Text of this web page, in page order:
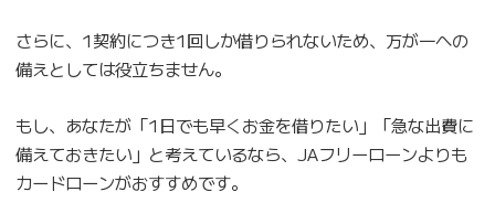
さらに、1契約につき1回しか借りられないため、万が一への
備えとしては役立ちません。
もし、あなたが「1日でも早くお金を借りたい」「急な出費に
備えておきたい」と考えているなら、JAフリーローンよりも
カードローンがおすすめです。